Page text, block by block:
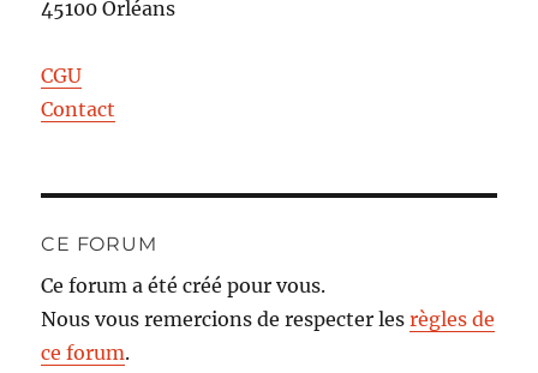
45100 Orléans
CGU
Contact
CE FORUM
Ce forum a été créé pour vous.
Nous vous remercions de respecter lesrègles de
ce forum.